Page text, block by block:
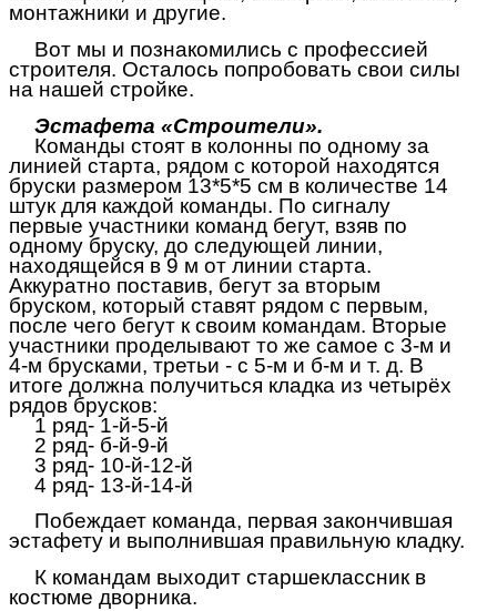
монтажники и другие.
Вот мы и познакомились с профессией
строителя. Осталось попробовать свои силы
на нашей стройке.
Эстафета «Строители».
Команды стоят в колонны по одному за
линией старта, рядом с которой находятся
бруски размером 13*5*5 см в количестве 14
штук для каждой команды. По сигналу
первые участники команд бегут, взяв по
одному бруску, до следующей линии,
находящейся в 9 м от линии старта.
Аккуратно поставив, бегут за вторым
бруском, который ставят рядом с первым,
после чего бегут к своим командам. Вторые
участники проделывают то же самое с 3-м и
4-м брусками, третьи - с 5-м и б-м и т. д. В
итоге должна получиться кладка из четырёх
рядов брусков:
1 ряд- 1-й-5-й
2 ряд- б-й-9-й
3 ряд- 10-й-12-й
4 ряд- 13-й-14-й
Побеждает команда, первая закончившая
эстафету и выполнившая правильную кладку.
К командам выходит старшеклассник в
костюме дворника.